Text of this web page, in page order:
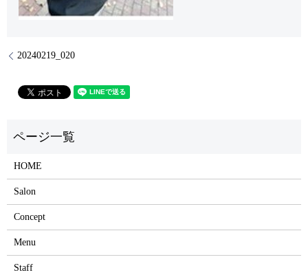
20240219_020
HOME
Salon
Concept
Menu
Staff